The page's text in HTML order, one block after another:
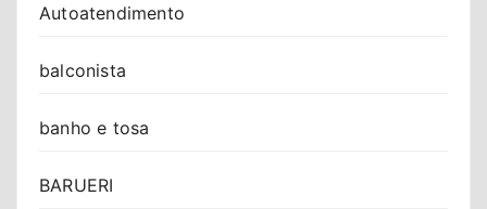
Autoatendimento
balconista
banho e tosa
BARUERI